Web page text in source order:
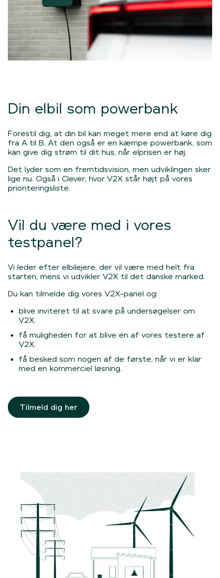
Din elbil som powerbank
Forestil dig, at din bil kan meget mere end at køre dig
fra A til B. At den også er en kæmpe powerbank, som
kan give dig strøm til dit hus, når elprisen er høj.
Det lyder som en fremtidsvision, men udviklingen sker
lige nu. Også i Clever, hvor V2X står højt på vores
prioriteringsliste.
Vil du være med i vores
testpanel?
Vi leder efter elbilejere, der vil være med helt fra
starten, mens vi udvikler V2X til det danske marked.
Du kan tilmelde dig vores V2X-panel og:
blive inviteret til at svare på undersøgelser om
V2X.
få muligheden for at blive en af vores testere af
V2X.
få besked som nogen af de første, når vi er klar
med en kommerciel løsning.
Tilmeld dig her